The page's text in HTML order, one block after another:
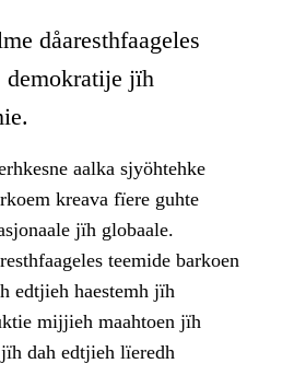
dåaresthfaageles
demokratije jïh
aalka sjyöhtehke
kreava fïere guhte
jïh globaale.
teemide barkoen
edtjieh haestemh jïh
mijjieh maahtoen jïh
dah edtjieh lïeredh